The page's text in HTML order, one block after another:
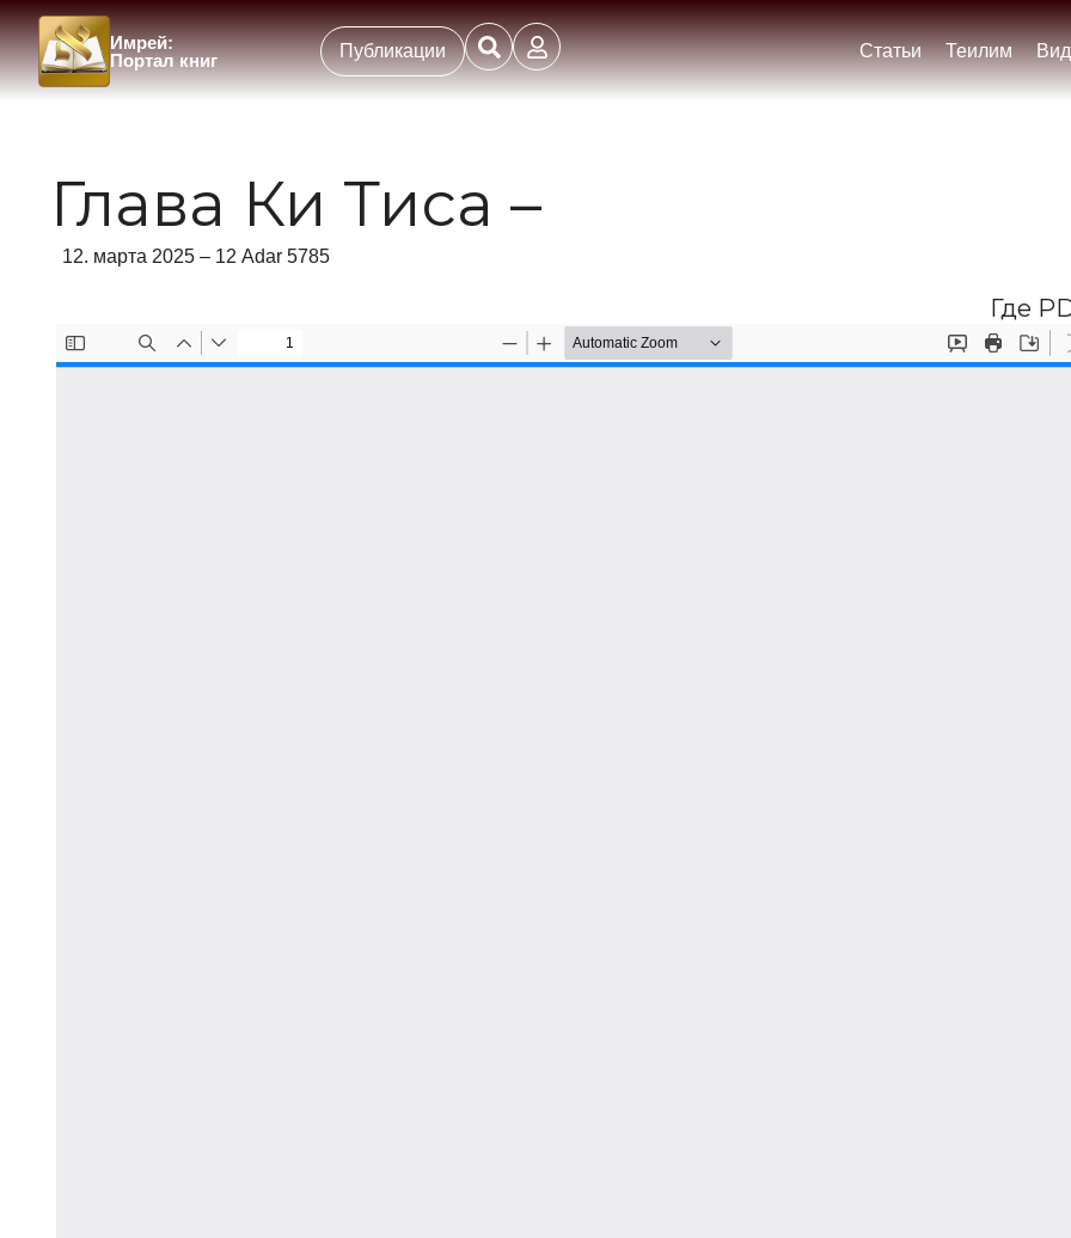
Имрей:
Портал книг
Публикации Статьи Теилим
Глава Ки Тиса –
12. марта 2025 – 12 Adar 5785
Где